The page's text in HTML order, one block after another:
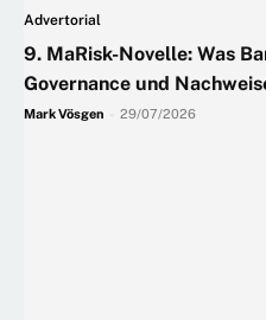
Advertorial
9. MaRisk-Novelle: Was
Governance und
Mark Vösgen 29/07/2026